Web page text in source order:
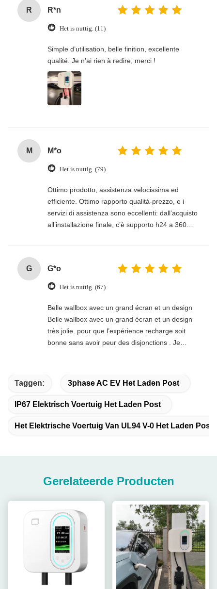
R R*n
Het is nuttig. (11)
Simple d’utilisation, belle finition, excellente
qualité. Je n’ai rien à redire, merci !
M M*o
Het is nuttig. (79)
Ottimo prodotto, assistenza velocissima ed
efficiente. Ottimo rapporto qualità-prezzo, e i
servizi di assistenza sono eccellenti: dall’acquisto
all’installazione finale, c’è supporto h24 a 360
G G*o
Het is nuttig. (67)
Belle wallbox avec un grand écran et un design
Belle wallbox avec un grand écran et un design
très jolie. pour que l’expérience recharge soit
bonne sans avoir peur des disjonctions . Je
Taggen: 3phase AC EV Het Laden Post
IP67 Elektrisch Voertuig Het Laden Post
Het Elektrische Voertuig Van UL94 V-0 Het Laden Post
Gerelateerde Producten